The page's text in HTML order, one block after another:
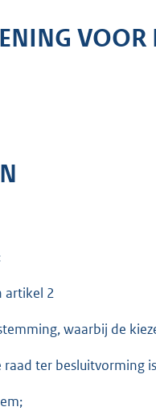
artikel 2
waarbij de
ter besluitvorming